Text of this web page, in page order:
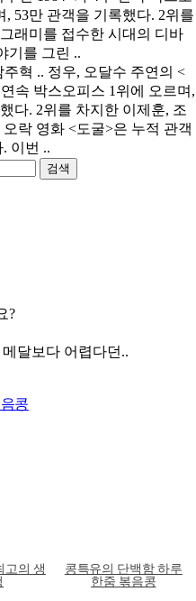
, 53만 관객을 기록했다. 2위를
래미를 접수한 시대의 디바
기를 그린 ..
주혁 .. 정우, 오달수 주연의 <
속 박스오피스 1위에 오르며,
다. 2위를 차지한 이제훈, 조
락 영화 <도굴>은 누적 관객
이번 ..
검색
?
달보다 어렵다던..
콩
고의 생
콩특유의 단백함 하루
한줌 볶음콩